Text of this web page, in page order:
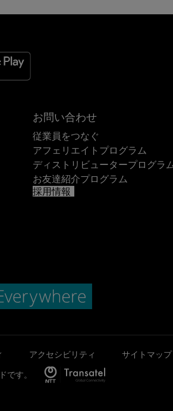
お問い合わせ
従業員をつなぐ
アフェリエイトプログラム
ディストリビュータープログラ
お友達紹介プログラム
採用情報
アクセシビリティ
サイトマップ
です。